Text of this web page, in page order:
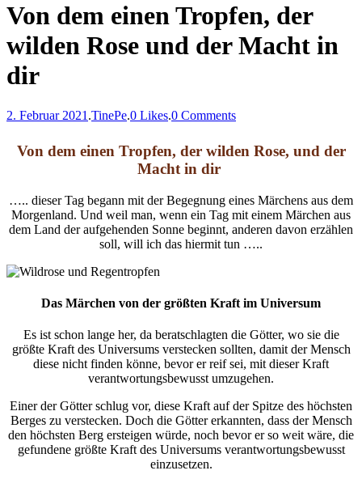
Von dem einen Tropfen, der
wilden Rose und der Macht in
dir
2. Februar 2021 .TinePe.0 Likes.0 Comments
Von dem einen Tropfen, der wilden Rose, und der
Macht in dir
….. dieser Tag begann mit der Begegnung eines Märchens aus dem
Morgenland. Und weil man, wenn ein Tag mit einem Märchen aus
dem Land der aufgehenden Sonne beginnt, anderen davon erzählen
soll, will ich das hiermit tun …..
Das Märchen von der größten Kraft im Universum
Es ist schon lange her, da beratschlagten die Götter, wo sie die
größte Kraft des Universums verstecken sollten, damit der Mensch
diese nicht finden könne, bevor er reif sei, mit dieser Kraft
verantwortungsbewusst umzugehen.
Einer der Götter schlug vor, diese Kraft auf der Spitze des höchsten
Berges zu verstecken. Doch die Götter erkannten, dass der Mensch
den höchsten Berg ersteigen würde, noch bevor er so weit wäre, die
gefundene größte Kraft des Universums verantwortungsbewusst
einzusetzen.